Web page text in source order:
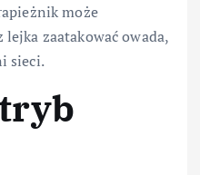
może
lejka zaatakować owada,
sieci.